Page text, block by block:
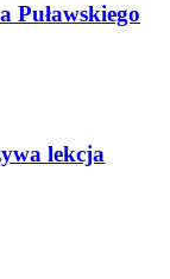
Puławskiego
lekcja